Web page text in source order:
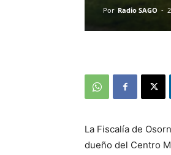
Por Radio SAGO -
La Fiscalía de
dueño del Centro